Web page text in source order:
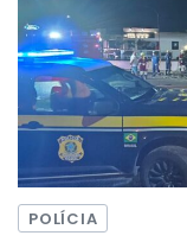
POLÍCIA